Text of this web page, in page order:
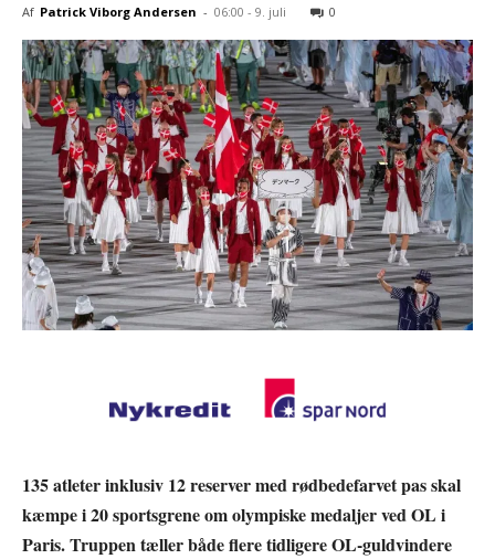
Af Patrick Viborg Andersen - 06:00 - 9. juli 0
135 atleter inklusiv 12 reserver med rødbedefarvet pas skal
kæmpe i 20 sportsgrene om olympiske medaljer ved OL i
Paris. Truppen tæller både flere tidligere OL-guldvindere